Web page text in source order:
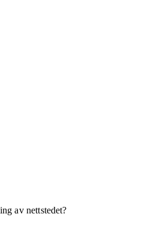
av nettstedet?